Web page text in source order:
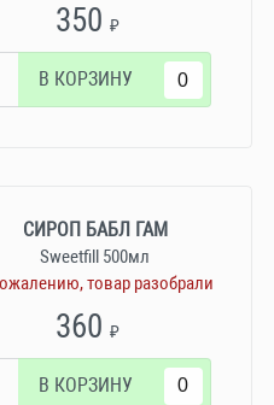
350₽
В КОРЗИНУ
СИРОП БАБЛ ГАМ
Sweetfill 500мл
товар разобрали
360₽
В КОРЗИНУ